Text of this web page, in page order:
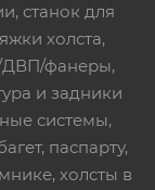
станок для
холста,
ДВП/фанеры,
и задники
системы,
паспарту,
холсты в